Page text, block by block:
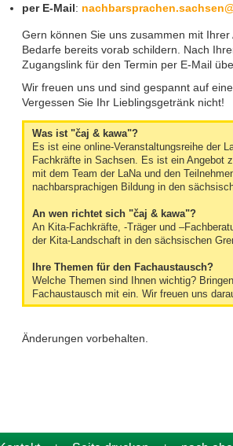
per E-Mail:
Gern können Sie uns zusammen mit
Bedarfe bereits vorab schildern. Nach
Zugangslink für den Termin per E-Mail
Wir freuen uns und sind gespannt auf
Vergessen Sie Ihr Lieblingsgetränk nicht!
Was ist "čaj & kawa"?
Es ist eine online-Veranstaltungsreihe der
Fachkräfte in Sachsen. Es ist ein Angebot
mit dem Team der LaNa und den
nachbarsprachigen Bildung in den
An wen richtet sich "čaj & kawa"?
An Kita-Fachkräfte, -Träger und
der Kita-Landschaft in den sächsischen
Ihre Themen für den Fachaustausch?
Welche Themen sind Ihnen wichtig?
Fachaustausch mit ein. Wir freuen uns
Änderungen vorbehalten.